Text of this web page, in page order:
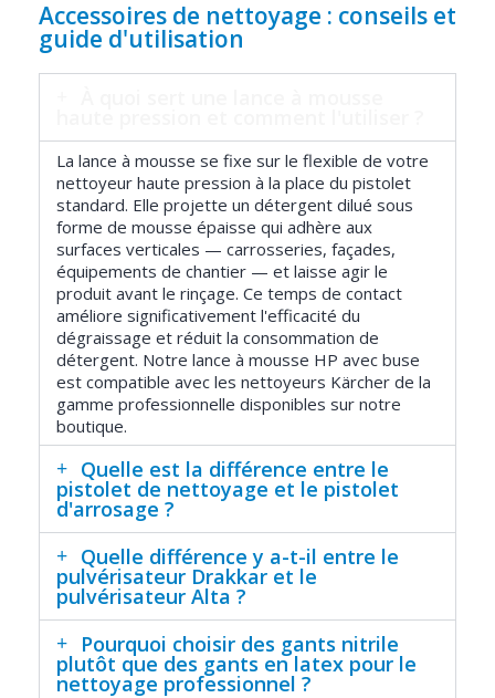
Accessoires de nettoyage : conseils et
guide d'utilisation
La lance à mousse se fixe sur le flexible de votre
nettoyeur haute pression à la place du pistolet
standard. Elle projette un détergent dilué sous
forme de mousse épaisse qui adhère aux
surfaces verticales — carrosseries, façades,
équipements de chantier — et laisse agir le
produit avant le rinçage. Ce temps de contact
améliore significativement l'efficacité du
dégraissage et réduit la consommation de
détergent. Notre lance à mousse HP avec buse
est compatible avec les nettoyeurs Kärcher de la
gamme professionnelle disponibles sur notre
boutique.
Quelle est la différence entre le
pistolet de nettoyage et le pistolet
d'arrosage ?
Quelle différence y a-t-il entre le
pulvérisateur Drakkar et le
pulvérisateur Alta ?
Pourquoi choisir des gants nitrile
plutôt que des gants en latex pour le
nettoyage professionnel ?